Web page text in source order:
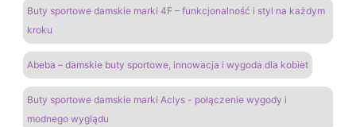
Buty sportowe damskie marki 4F – funkcjonalność i styl na każdym
kroku
Abeba – damskie buty sportowe, innowacja i wygoda dla kobiet
Buty sportowe damskie marki Aclys - połączenie wygody i
modnego wyglądu